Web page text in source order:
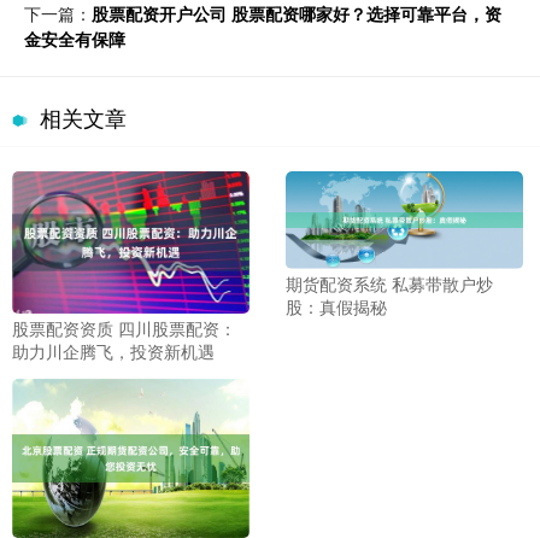
下一篇： 股票配资开户公司 股票配资哪家好？选择可靠平台，资
金安全有保障
相关文章
股票配资资质 四川股票配资：
助力川企腾飞，投资新机遇
期货配资系统 私募带散户炒
股：真假揭秘